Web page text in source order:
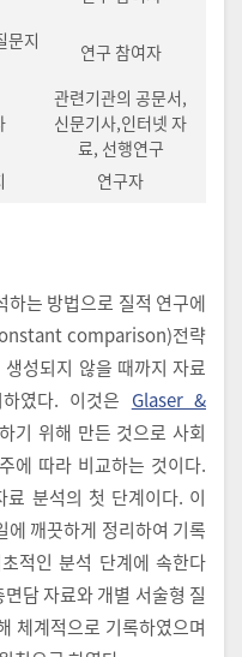
문지
연구 참여자
관련기관의 공문서,
신문기사,인터넷 자
료, 선행연구
연구자
는 방법으로 질적 연구에
comparison)전략
성되지 않을 때까지 자료
였다. 이것은 Glaser &
기 위해 만든 것으로 사회
에 따라 비교하는 것이다.
분석의 첫 단계이다. 이
에 깨끗하게 정리하여 기록
적인 분석 단계에 속한다
담 자료와 개별 서술형 질
체계적으로 기록하였으며